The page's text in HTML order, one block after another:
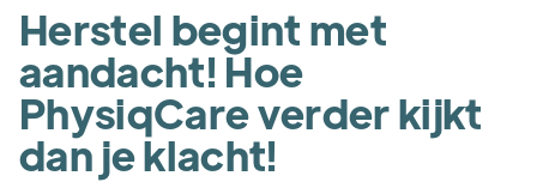
Herstel begint met
aandacht! Hoe
PhysiqCare verder kijkt
dan je klacht!